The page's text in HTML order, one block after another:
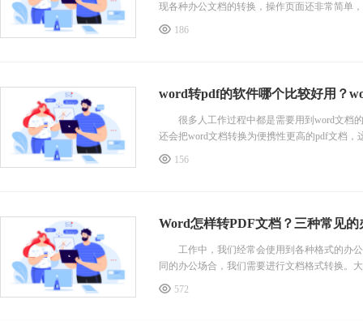
现各种办公文档的转换，操作页面还非常简单
186
word转pdf的软件哪个比较好用？
很多人工作过程中都是需要用到word文档的
还会把word文档转换为便携性更高的pdf文档
156
Word怎样转PDF文档？三种常见
工作中，我们经常会使用到各种格式的办公
同的办公场合，我们需要进行文档格式转换。
572